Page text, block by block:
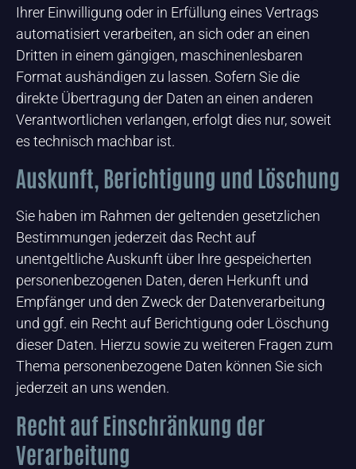
Ihrer Einwilligung oder in Erfüllung eines Vertrags
automatisiert verarbeiten, an sich oder an einen
Dritten in einem gängigen, maschinenlesbaren
Format aushändigen zu lassen. Sofern Sie die
direkte Übertragung der Daten an einen anderen
Verantwortlichen verlangen, erfolgt dies nur, soweit
es technisch machbar ist.
Auskunft, Berichtigung und Löschung
Sie haben im Rahmen der geltenden gesetzlichen
Bestimmungen jederzeit das Recht auf
unentgeltliche Auskunft über Ihre gespeicherten
personenbezogenen Daten, deren Herkunft und
Empfänger und den Zweck der Datenverarbeitung
und ggf. ein Recht auf Berichtigung oder Löschung
dieser Daten. Hierzu sowie zu weiteren Fragen zum
Thema personenbezogene Daten können Sie sich
jederzeit an uns wenden.
Recht auf Einschränkung der
Verarbeitung